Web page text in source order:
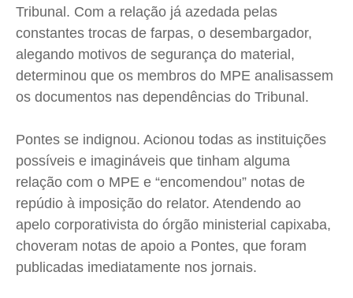
Tribunal. Com a relação já azedada pelas
constantes trocas de farpas, o desembargador,
alegando motivos de segurança do material,
determinou que os membros do MPE analisassem
os documentos nas dependências do Tribunal.
Pontes se indignou. Acionou todas as instituições
possíveis e imagináveis que tinham alguma
relação com o MPE e “encomendou” notas de
repúdio à imposição do relator. Atendendo ao
apelo corporativista do órgão ministerial capixaba,
choveram notas de apoio a Pontes, que foram
publicadas imediatamente nos jornais.